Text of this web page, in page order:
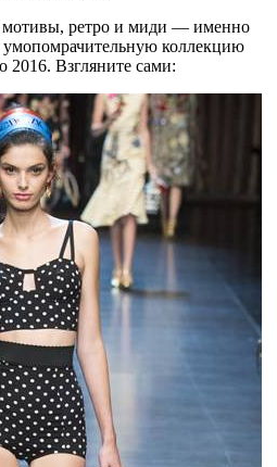
мотивы, ретро и миди — именно
умопомрачительную коллекцию
2016. Взгляните сами: